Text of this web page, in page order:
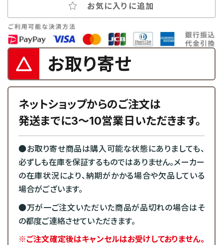
お気に入りに追加
お取り寄せ
ネットショップからのご注文は
発送までに3～10営業日いただきます。
●お取り寄せ商品は購入可能な状態にありましても、
必ずしも在庫を保証するものではありません。メーカー
の在庫状況により、納期がかかる場合や欠品している
場合がございます。
●万が一ご注文いただいた商品が品切れの場合はそ
の都度ご連絡させていただきます。
※ご注文確定後はキャンセルはお受けしておりません。